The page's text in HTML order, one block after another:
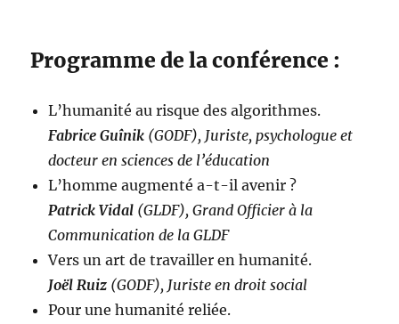
Programme de la conférence :
L’humanité au risque des algorithmes.
Fabrice Guînik (GODF), Juriste, psychologue et
docteur en sciences de l’éducation
L’homme augmenté a-t-il avenir ?
Patrick Vidal (GLDF), Grand Officier à la
Communication de la GLDF
Vers un art de travailler en humanité.
Joël Ruiz (GODF), Juriste en droit social
Pour une humanité reliée.